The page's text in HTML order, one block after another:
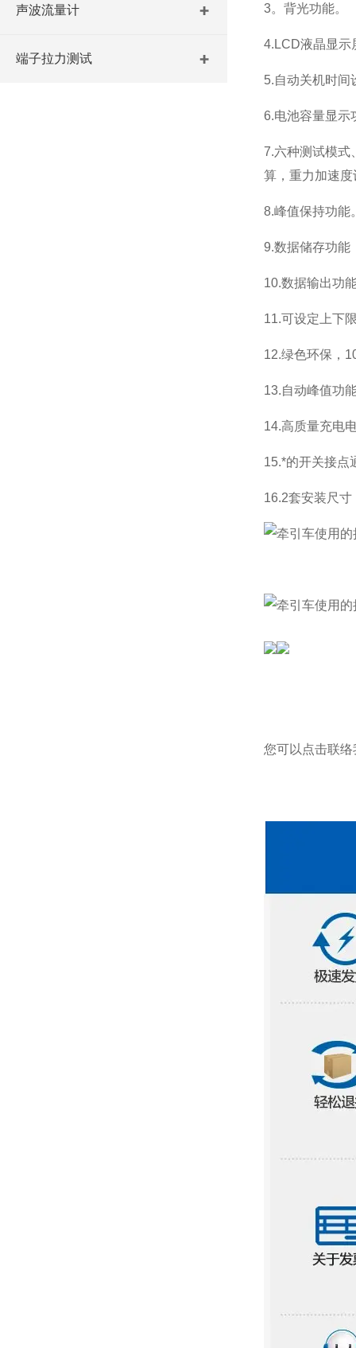
声波流量计
端子拉力测试
3。背光功能。
4.LCD液晶显示
5.自动关机时间
6.电池容量显示
7.六种测试模
算，重力加速
8.峰值保持功能
9.数据储存功能
10.数据输出功
11.可设定上下
12.绿色环保，
13.自动峰值功
14.高质量充电
15.*的开关接点
16.2套安装尺
您可以点击联络